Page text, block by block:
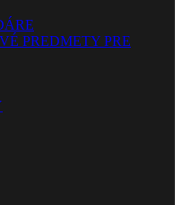
PREDMETY PRE